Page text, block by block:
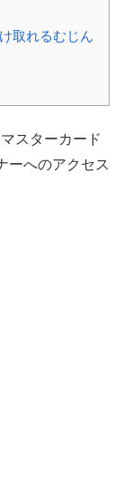
取れるむじん
スターカード
ーへのアクセス